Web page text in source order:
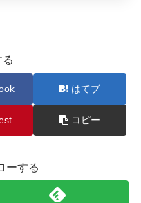
る
はてブ
コピー
ーする